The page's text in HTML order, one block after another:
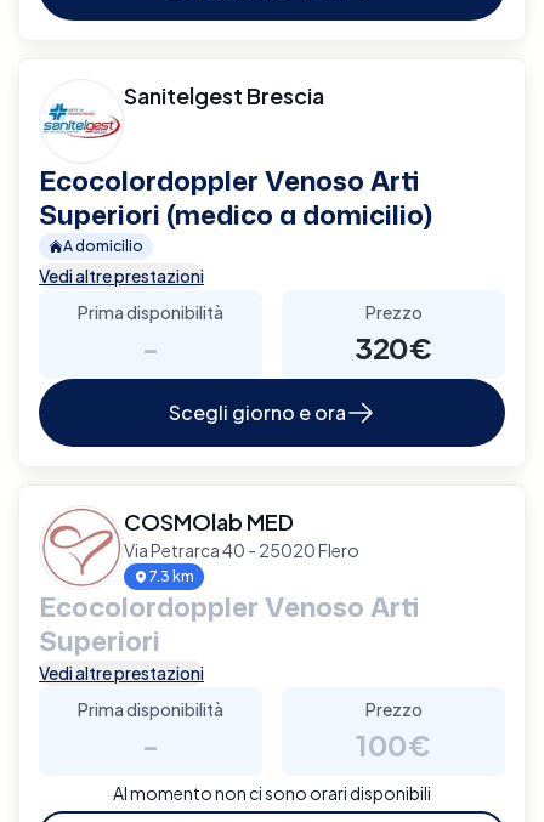
Sanitelgest Brescia
Ecocolordoppler Venoso Arti
Superiori (medico a domicilio)
A domicilio
Vedi altre prestazioni
Prima disponibilità
-
Prezzo
320€
Scegli giorno e ora
COSMOlab MED
Via Petrarca 40 - 25020 Flero
7.3 km
Ecocolordoppler Venoso Arti
Superiori
Vedi altre prestazioni
Prima disponibilità
-
Prezzo
100€
Al momento non ci sono orari disponibili